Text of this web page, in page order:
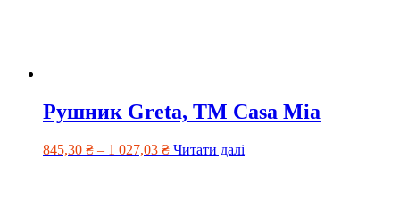
Рушник Greta, TM Casa Mia
845,30 ₴ – 1 027,03 ₴ Читати далі